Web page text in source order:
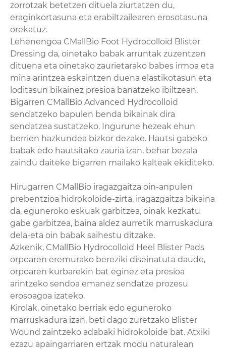
zorrotzak betetzen dituela ziurtatzen du,
eraginkortasuna eta erabiltzailearen erosotasuna
orekatuz.
Lehenengoa CMallBio Foot Hydrocolloid Blister
Dressing da, oinetako babak arruntak zuzentzen
dituena eta oinetako zaurietarako babes irmoa eta
mina arintzea eskaintzen duena elastikotasun eta
loditasun bikainez presioa banatzeko ibiltzean.
Bigarren CMallBio Advanced Hydrocolloid
sendatzeko bapulen benda bikainak dira
sendatzea sustatzeko. Ingurune hezeak ehun
berrien hazkundea bizkor dezake. Hautsi gabeko
babak edo hautsitako zauria izan, behar bezala
zaindu daiteke bigarren mailako kalteak ekiditeko.
Hirugarren CMallBio iragazgaitza oin-anpulen
prebentzioa hidrokoloide-zirta, iragazgaitza bikaina
da, eguneroko eskuak garbitzea, oinak kezkatu
gabe garbitzea, baina aldez aurretik marruskadura
dela-eta oin babak saihestu ditzake.
Azkenik, CMallBio Hydrocolloid Heel Blister Pads
orpoaren eremurako bereziki diseinatuta daude,
orpoaren kurbarekin bat eginez eta presioa
arintzeko sendoa emanez sendatze prozesu
erosoagoa izateko.
Kirolak, oinetako berriak edo eguneroko
marruskadura izan, beti dago zuretzako Blister
Wound zaintzeko adabaki hidrokoloide bat. Atxiki
ezazu apaingarriaren ertzak modu naturalean